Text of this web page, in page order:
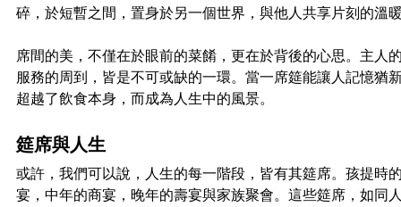
碎，於短暫之間，置身於另一個世界，與他人共享片刻的溫
席間的美，不僅在於眼前的菜餚，更在於背後的心思。主人
服務的周到，皆是不可或缺的一環。當一席筵能讓人記憶猶
超越了飲食本身，而成為人生中的風景。
筵席與人生
或許，我們可以說，人生的每一階段，皆有其筵席。孩提時
宴，中年的商宴，晚年的壽宴與家族聚會。這些筵席，如同